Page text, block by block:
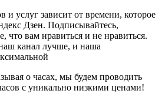
и услуг зависит от времени, которое
Дзен. Подписывайтесь,
что вам нравиться и не нравиться.
канал лучше, и наша
о часах, мы будем проводить
с уникально низкими ценами!